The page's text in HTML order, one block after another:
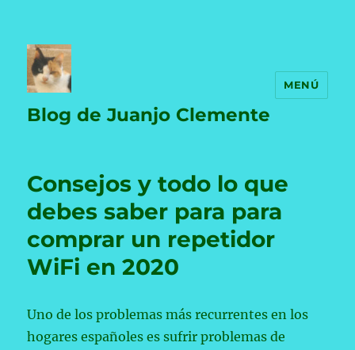
Blog de Juanjo Clemente
MENÚ
Consejos y todo lo que
debes saber para para
comprar un repetidor
WiFi en 2020
Uno de los problemas más recurrentes en los
hogares españoles es sufrir problemas de